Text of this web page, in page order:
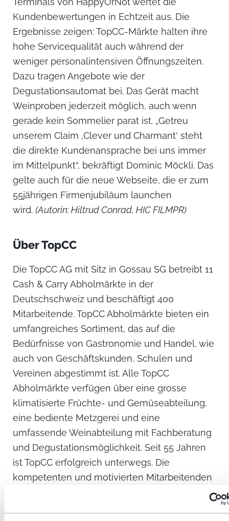
Kundenbewertungen in Echtzeit aus. Die
Ergebnisse zeigen: TopCC-Märkte halten ihre
hohe Servicequalität auch während der
weniger personalintensiven Öffnungszeiten.
Dazu tragen Angebote wie der
Degustationsautomat bei. Das Gerät macht
Weinproben jederzeit möglich, auch wenn
gerade kein Sommelier parat ist. „Getreu
unserem Claim ‚Clever und Charmant‘ steht
die direkte Kundenansprache bei uns immer
im Mittelpunkt“, bekräftigt Dominic Möckli. Das
gelte auch für die neue Webseite, die er zum
55jährigen Firmenjubiläum launchen
wird. (Autorin: Hiltrud Conrad, HIC FILMPR)
Über TopCC
Die TopCC AG mit Sitz in Gossau SG betreibt 11
Cash & Carry Abholmärkte in der
Deutschschweiz und beschäftigt 400
Mitarbeitende. TopCC Abholmärkte bieten ein
umfangreiches Sortiment, das auf die
Bedürfnisse von Gastronomie und Handel, wie
auch von Geschäftskunden, Schulen und
Vereinen abgestimmt ist. Alle TopCC
Abholmärkte verfügen über eine grosse
klimatisierte Früchte- und Gemüseabteilung,
eine bediente Metzgerei und eine
umfassende Weinabteilung mit Fachberatung
und Degustationsmöglichkeit. Seit 55 Jahren
ist TopCC erfolgreich unterwegs. Die
kompetenten und motivierten Mitarbeitenden
tragen einen wesentlichen Teil zum Erfolg bei.